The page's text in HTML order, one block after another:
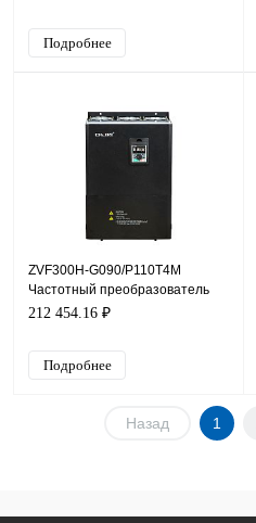
Подробнее
ZVF300H-G090/P110T4M
Частотный преобразователь
ZVF300H, 380В, 90кВт, 176А
212 454.16 ₽
Подробнее
Назад 1